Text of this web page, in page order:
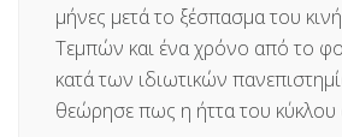
μήνες μετά το ξέσπασμα του
Τεμπών και ένα χρόνο από το
κατά των ιδιωτικών
θεώρησε πως η ήττα του